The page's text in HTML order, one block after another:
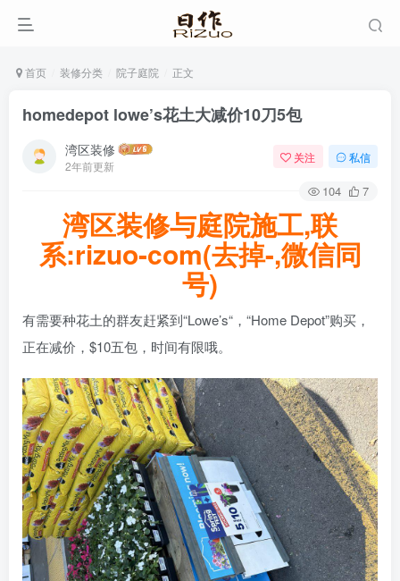
首页 装修分类 院子庭院 正文
homedepot lowe’s花土大减价10刀5包
湾区装修
2年前更新
关注 私信
104 7
湾区装修与庭院施工,联
系:rizuo-com(去掉-,微信同
号)
有需要种花土的群友赶紧到“Lowe’s“，“Home Depot”购买，
正在减价，$10五包，时间有限哦。